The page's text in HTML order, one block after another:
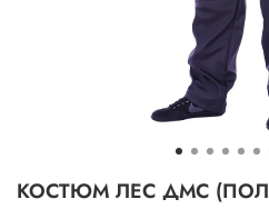
КОСТЮМ ЛЕС ДМС